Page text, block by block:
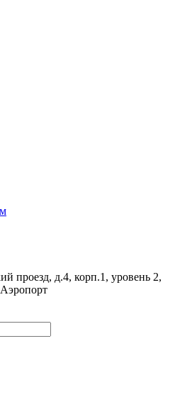
проезд, д.4, корп.1, уровень 2,